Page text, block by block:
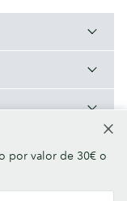
por valor de 30€ o